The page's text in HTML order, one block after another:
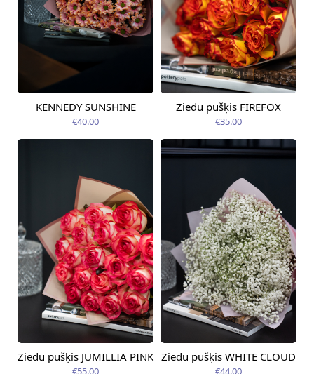
Pieejama no
KENNEDY SUNSHINE
€40.00
Pieejama no
09.08.2026
Ziedu pušķis FIREFOX
€35.00
Pieejama no
09.08.2026
Ziedu pušķis JUMILLIA PINK
€55.00
Pieejams šodien
Ziedu pušķis WHITE CLOUD
€44.00